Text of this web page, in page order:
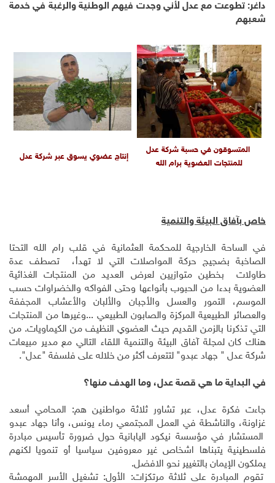
داغر: تطوعت مع عدل لأني وجدت فيهم الوطنية والرغبة في خدمة
شعبهم
المتسوقون في حسبة شركة عدل
للمنتجات العضوية برام الله
إنتاج عضوي يسوق عبر شركة عدل
خاص بآفاق البيئة والتنمية
في الساحة الخارجية للمحكمة العثمانية في قلب رام الله التحتا
الصاخبة بضجيج حركة المواصلات التي لا تهدأ، تصطف عدة
طاولات بخطين متوازيين لعرض العديد من المنتجات الغذائية
العضوية بدءا من الحبوب بأنواعها وحتى الفواكه والخضراوات حسب
الموسم، التمور والعسل والأجبان والألبان والأعشاب المجففة
والعصائر الطبيعية المركزة والصابون الطبيعي ...وغيرها من المنتجات
التي تذكرنا بالزمن القديم حيث العضوي النظيف من الكيماويات. من
هناك كان لمجلة آفاق البيئة والتنمية اللقاء التالي مع مدير مبيعات
شركة عدل " جهاد عبدو" لتتعرف أكثر من خلاله على فلسفة "عدل".
في البداية ما هي قصة عدل، وما الهدف منها؟
جاءت فكرة عدل، عبر تشاور ثلاثة مواطنين هم: المحامي أسعد
غزاونة، والناشطة في العمل المجتمعي رماء يونس، وأنا جهاد عبدو
المستشار في مؤسسة نيكود اليابانية حول ضرورة تأسيس مبادرة
فلسطينية يتبناها اشخاص غير معروفين سياسيا أو تنمويا لكنهم
يملكون الإيمان بالتغيير نحو الافضل.
تقوم المبادرة على ثلاثة مرتكزات: الأول: تشغيل الأسر المهمشة